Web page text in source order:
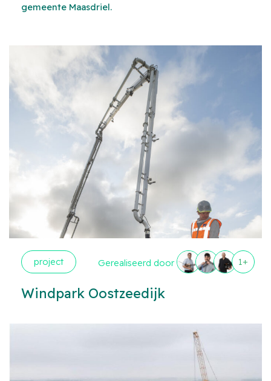
gemeente Maasdriel.
project Gerealiseerd door 1+
Windpark Oostzeedijk